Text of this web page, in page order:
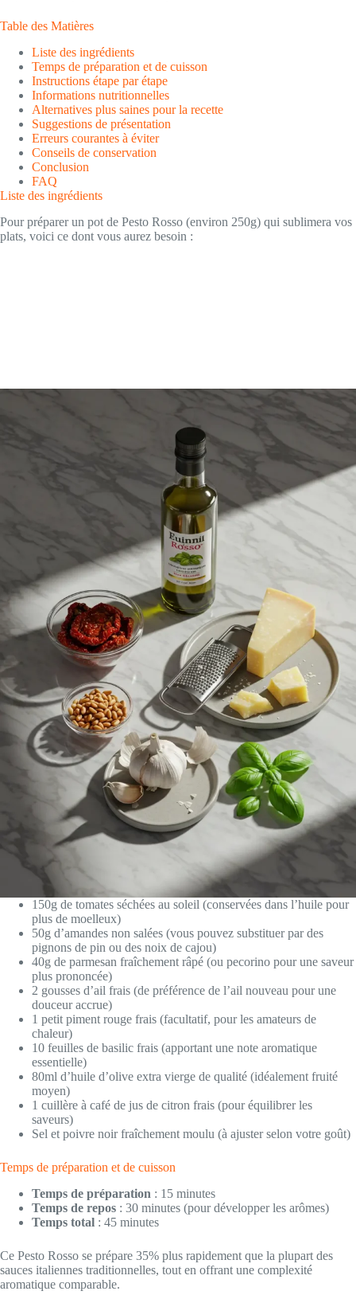
Table des Matières
Liste des ingrédients
Temps de préparation et de cuisson
Instructions étape par étape
Informations nutritionnelles
Alternatives plus saines pour la recette
Suggestions de présentation
Erreurs courantes à éviter
Conseils de conservation
Conclusion
FAQ
Liste des ingrédients
Pour préparer un pot de Pesto Rosso (environ 250g) qui sublimera vos
plats, voici ce dont vous aurez besoin :
150g de tomates séchées au soleil (conservées dans l’huile pour
plus de moelleux)
50g d’amandes non salées (vous pouvez substituer par des
pignons de pin ou des noix de cajou)
40g de parmesan fraîchement râpé (ou pecorino pour une saveur
plus prononcée)
2 gousses d’ail frais (de préférence de l’ail nouveau pour une
douceur accrue)
1 petit piment rouge frais (facultatif, pour les amateurs de
chaleur)
10 feuilles de basilic frais (apportant une note aromatique
essentielle)
80ml d’huile d’olive extra vierge de qualité (idéalement fruité
moyen)
1 cuillère à café de jus de citron frais (pour équilibrer les
saveurs)
Sel et poivre noir fraîchement moulu (à ajuster selon votre goût)
Temps de préparation et de cuisson
Temps de préparation : 15 minutes
Temps de repos : 30 minutes (pour développer les arômes)
Temps total : 45 minutes
Ce Pesto Rosso se prépare 35% plus rapidement que la plupart des
sauces italiennes traditionnelles, tout en offrant une complexité
aromatique comparable.